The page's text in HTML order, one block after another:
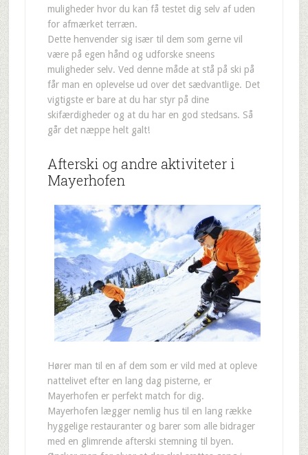
muligheder hvor du kan få testet dig selv af uden
for afmærket terræn.
Dette henvender sig især til dem som gerne vil
være på egen hånd og udforske sneens
muligheder selv. Ved denne måde at stå på ski på
får man en oplevelse ud over det sædvantlige. Det
vigtigste er bare at du har styr på dine
skifærdigheder og at du har en god stedsans. Så
går det næppe helt galt!
Afterski og andre aktiviteter i
Mayerhofen
Hører man til en af dem som er vild med at opleve
nattelivet efter en lang dag pisterne, er
Mayerhofen er perfekt match for dig.
Mayerhofen lægger nemlig hus til en lang række
hyggelige restauranter og barer som alle bidrager
med en glimrende afterski stemning til byen.